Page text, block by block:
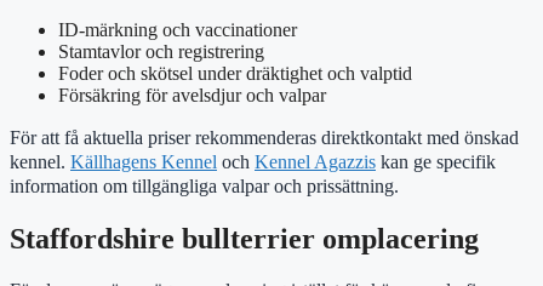
ID-märkning och vaccinationer
Stamtavlor och registrering
Foder och skötsel under dräktighet och valptid
Försäkring för avelsdjur och valpar
För att få aktuella priser rekommenderas direktkontakt med önskad
kennel. Källhagens Kennel och Kennel Agazzis kan ge specifik
information om tillgängliga valpar och prissättning.
Staffordshire bullterrier omplacering